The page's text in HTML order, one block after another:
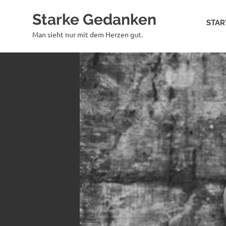
Starke Gedanken
Man sieht nur mit dem Herzen gut.